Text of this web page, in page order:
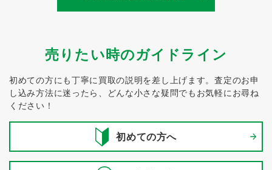
売りたい時のガイドライン
初めての方にも丁寧に買取の説明を差し上げます。査定のお申
し込み方法に迷ったら、どんな小さな疑問でもお気軽にお尋ね
ください！
初めての方へ